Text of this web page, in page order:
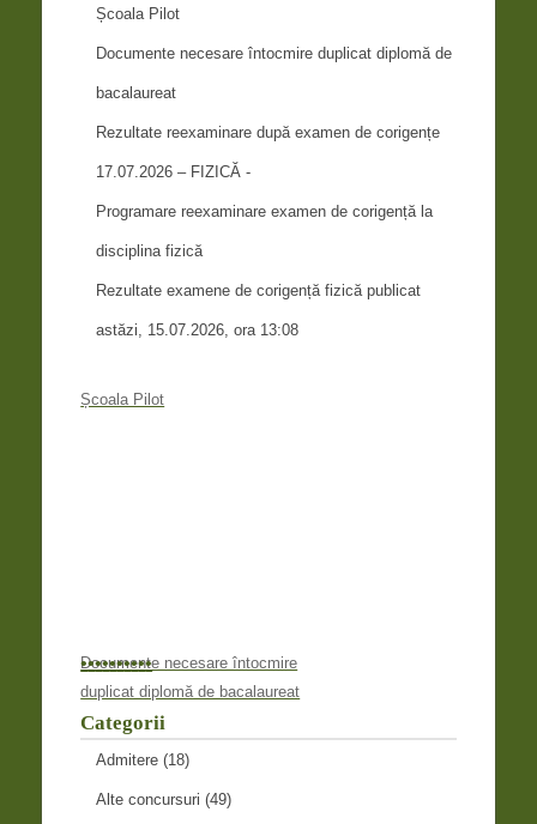
Școala Pilot
Documente necesare întocmire duplicat diplomă de
bacalaureat
Rezultate reexaminare după examen de corigențe
17.07.2026 – FIZICĂ -
Programare reexaminare examen de corigență la
disciplina fizică
Rezultate examene de corigență fizică publicat
astăzi, 15.07.2026, ora 13:08
Școala Pilot
Documente necesare întocmire
duplicat diplomă de bacalaureat
••••••••••
Categorii
Admitere (18)
Alte concursuri (49)